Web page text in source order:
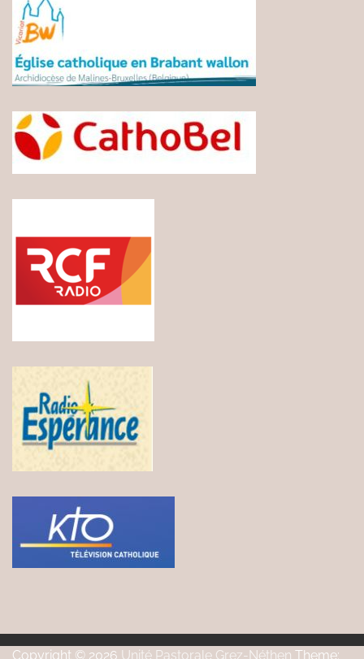
Copyright © 2026 Unité Pastorale Grez-Néthen Theme: